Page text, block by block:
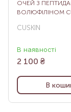
ОЧЕЙ З
ВОЛЮФІЛІНОМ
PATCH, 110 Г
CUSKIN
В наявності
2 100 ₴
В